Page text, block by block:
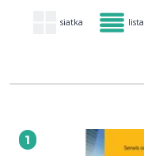
siatka lista
1